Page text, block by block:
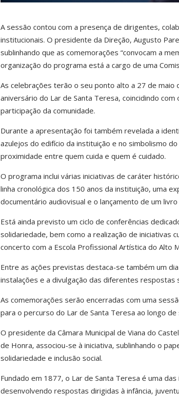
A sessão contou com a presença de dirigentes,
institucionais. O presidente da Direção, Augusto
sublinhando que as comemorações “convocam a
organização do programa está a cargo de uma
As celebrações terão o seu ponto alto a 27 de maio
aniversário do Lar de Santa Teresa, coincidindo
participação da comunidade.
Durante a apresentação foi também revelada a
azulejos do edifício da instituição e no simbolismo
proximidade entre quem cuida e quem é cuidado.
O programa inclui várias iniciativas de caráter
linha cronológica dos 150 anos da instituição, uma
documentário audiovisual e o lançamento de um
Está ainda previsto um ciclo de conferências
solidariedade, bem como a realização de iniciativas
concerto com a Escola Profissional Artística do Alto
Entre as ações previstas destaca-se também um
instalações e a divulgação das diferentes respostas
As comemorações serão encerradas com uma
para o percurso do Lar de Santa Teresa ao longo
O presidente da Câmara Municipal de Viana do
de Honra, associou-se à iniciativa, sublinhando o
solidariedade e inclusão social.
Fundado em 1877, o Lar de Santa Teresa é uma
desenvolvendo respostas dirigidas à infância,